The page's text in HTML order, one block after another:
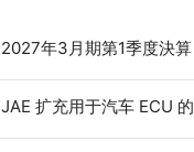
2027年3月期第1季度決算
JAE 扩充用于汽车 ECU